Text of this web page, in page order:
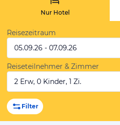
Nur Hotel
Reisezeitraum
05.09.26 - 07.09.26
Reiseteilnehmer & Zimmer
2 Erw, 0 Kinder, 1 Zi.
Filter